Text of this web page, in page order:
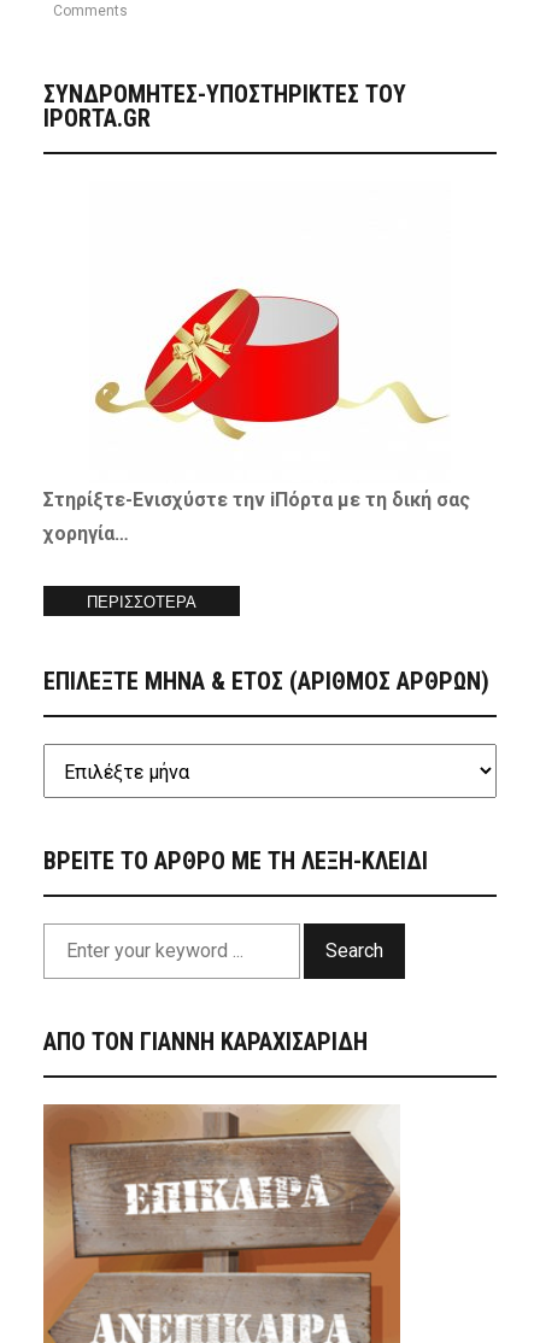
Comments
ΣΥΝΔΡΟΜΗΤΈΣ-ΥΠΟΣΤΗΡΙΚΤΈΣ ΤΟΥ
IPORTA.GR
Στηρίξτε-Ενισχύστετην iΠόρτα με τη δική σας
χορηγία…
ΠΕΡΙΣΣΟΤΕΡΑ
ΕΠΙΛΕΞΤΕ ΜΗΝΑ & ΕΤΟΣ (ΑΡΙΘΜΟΣ ΑΡΘΡΩΝ)
ΒΡΕΙΤΕ ΤΟ ΑΡΘΡΟ ΜΕ ΤΗ ΛΕΞΗ-ΚΛΕΙΔΙ
Search
ΑΠΟ ΤΟΝ ΓΙΑΝΝΗ ΚΑΡΑΧΙΣΑΡΙΔΗ